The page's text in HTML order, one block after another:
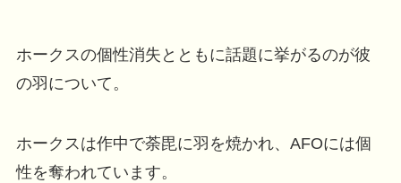
ホークスの個性消失とともに話題に挙がるのが彼
の羽について。
ホークスは作中で荼毘に羽を焼かれ、AFOには個
性を奪われています。